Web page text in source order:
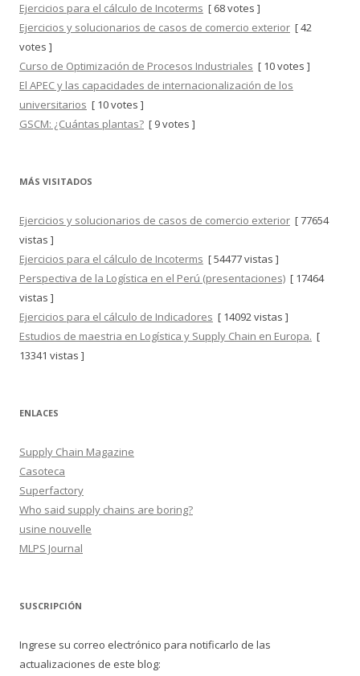
Ejercicios para el cálculo de Incoterms [ 68 votes ]
Ejercicios y solucionarios de casos de comercio exterior [ 42
votes ]
Curso de Optimización de Procesos Industriales [ 10 votes ]
El APEC y las capacidades de internacionalización de los
universitarios [ 10 votes ]
GSCM: ¿Cuántas plantas? [ 9 votes ]
MÁS VISITADOS
Ejercicios y solucionarios de casos de comercio exterior [ 77654
vistas ]
Ejercicios para el cálculo de Incoterms [ 54477 vistas ]
Perspectiva de la Logística en el Perú (presentaciones) [ 17464
vistas ]
Ejercicios para el cálculo de Indicadores [ 14092 vistas ]
Estudios de maestria en Logística y Supply Chain en Europa. [
13341 vistas ]
ENLACES
Supply Chain Magazine
Casoteca
Superfactory
Who said supply chains are boring?
usine nouvelle
MLPS Journal
SUSCRIPCIÓN
Ingrese su correo electrónico para notificarlo de las
actualizaciones de este blog: